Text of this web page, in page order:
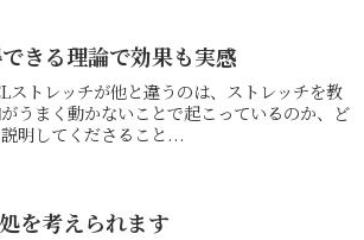
きる理論で効果も実感
トレッチが他と違うのは、ストレッチを教
うまく動かないことで起こっているのか、ど
明してくださること...
を考えられます